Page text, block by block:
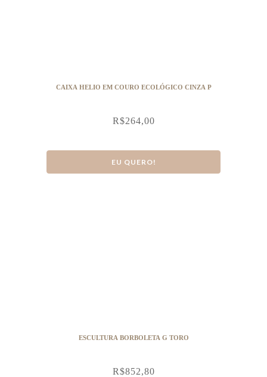
CAIXA HELIO EM COURO ECOLÓGICO CINZA P
R$264,00
EU QUERO!
ESCULTURA BORBOLETA G TORO
R$852,80